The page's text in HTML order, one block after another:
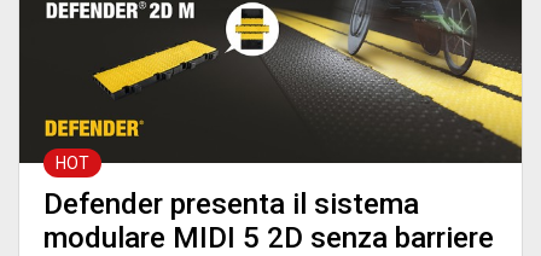
HOT
Defender presenta il sistema
modulare MIDI 5 2D senza barriere